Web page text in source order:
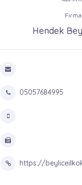
Hendek
05057684995
https://